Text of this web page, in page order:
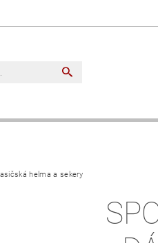
helma a sekery